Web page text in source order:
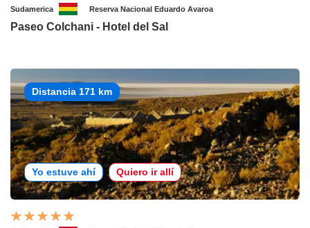
Sudamerica Reserva Nacional Eduardo Avaroa
Paseo Colchani - Hotel del Sal
Distancia 171 km
Yo estuve ahí Quiero ir allí